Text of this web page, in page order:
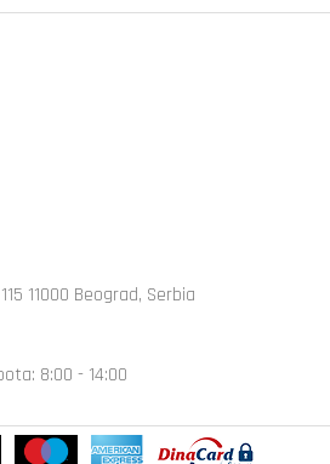
11000 Beograd, Serbia
8:00 - 14:00